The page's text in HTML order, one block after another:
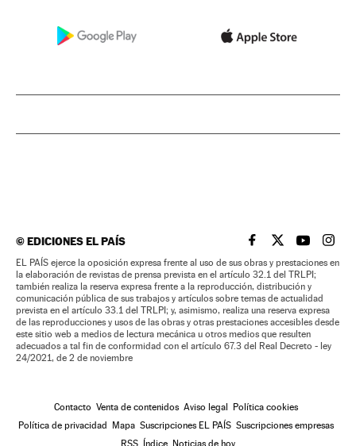
©EDICIONES EL PAÍS EL PAÍS BRASIL EN
EL PAÍSEL PAÍS
EL
EL PAÍS ejerce la oposición expresa frente al uso de sus obras y prestaciones en
la elaboración de revistas de prensa prevista en el artículo 32.1 del TRLPI;
también realiza la reserva expresa frente a la reproducción, distribución y
comunicación pública de sus trabajos y artículos sobre temas de actualidad
prevista en el artículo 33.1 del TRLPI; y, asimismo, realiza una reserva expresa
de las reproducciones y usos de las obras y otras prestaciones accesibles desde
este sitio web a medios de lectura mecánica u otros medios que resulten
adecuados a tal fin de conformidad con el artículo 67.3 del Real Decreto - ley
24/2021, de 2 de noviembre
Contacto Venta de contenidos Aviso legal Política cookies
Política de privacidad Mapa Suscripciones EL PAÍS Suscripciones empresas
RSS Índice Noticias de hoy